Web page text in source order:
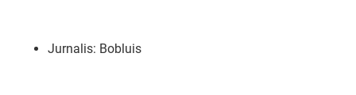
Jurnalis: Bobluis